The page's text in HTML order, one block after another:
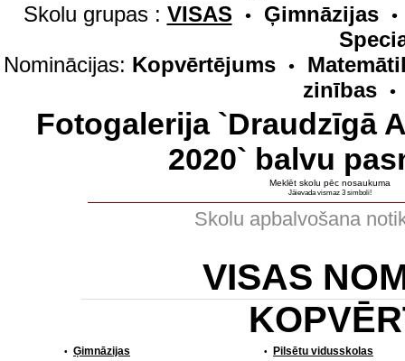
Skolu grupas : VISAS • Ģimnāzijas •
Nominācijas: Kopvērtējums •
zinības
•
Fotogalerija `Draudzīgā
2020` balvu
Meklēt skolu pēc nosaukuma
Jāievada vismaz 3 simboli!
Skolu apbalvošana
VISAS
• Ģimnāzijas • Pilsētu vidusskolas